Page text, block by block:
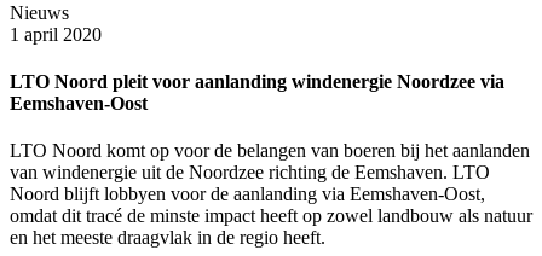
Nieuws
1 april 2020
LTO Noord pleit voor aanlanding windenergie Noordzee via
Eemshaven-Oost
LTO Noord komt op voor de belangen van boeren bij het aanlanden
van windenergie uit de Noordzee richting de Eemshaven. LTO
Noord blijft lobbyen voor de aanlanding via Eemshaven-Oost,
omdat dit tracé de minste impact heeft op zowel landbouw als natuur
en het meeste draagvlak in de regio heeft.